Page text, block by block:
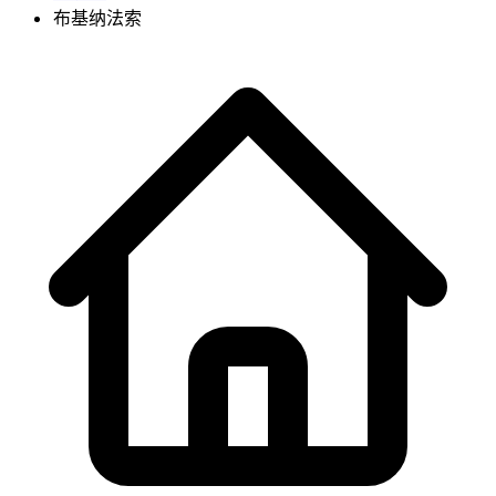
布基纳法索